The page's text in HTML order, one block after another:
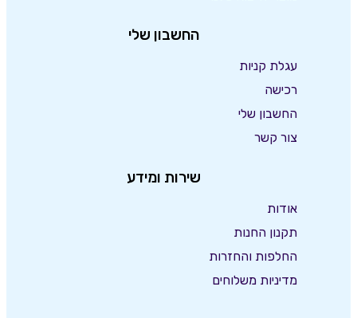
החשבון שלי
עגלת קניות
רכישה
החשבון שלי
צור קשר
שירות ומידע
אודות
תקנון החנות
החלפות והחזרות
מדיניות משלוחים